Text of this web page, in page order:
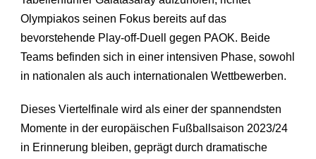
Olympiakos seinen Fokus bereits auf das
bevorstehende Play-off-Duell gegen PAOK. Beide
Teams befinden sich in einer intensiven Phase, sowohl
in nationalen als auch internationalen Wettbewerben.
Dieses Viertelfinale wird als einer der spannendsten
Momente in der europäischen Fußballsaison 2023/24
in Erinnerung bleiben, geprägt durch dramatische